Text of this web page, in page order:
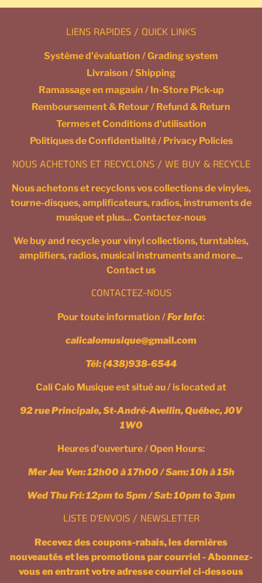
LIENS RAPIDES / QUICK LINKS
Système d'évaluation / Grading system
Livraison / Shipping
Ramassage en magasin / In-Store Pick-up
Remboursement & Retour / Refund & Return
Termes et Conditions d'utilisation
Politiques de Confidentialité / Privacy Policies
NOUS ACHETONS ET RECYCLONS / WE BUY & RECYCLE
Nous achetons et recyclons vos collections de vinyles,
tourne-disques, amplificateurs, radios, instruments de
musique et plus... Contactez-nous
We buy and recycle your vinyl collections, turntables,
amplifiers, radios, musical instruments and more...
Contact us
CONTACTEZ-NOUS
Pour toute information /For Info:
calicalomusique@gmail.com
Tél:(438)938-6544
Cali Calo Musique est situé au / is located at
92 rue Principale, St-André-Avellin, Québec, J0V
1W0
Heures d'ouverture / Open Hours:
Mer Jeu Ven: 12h00 à 17h00 / Sam: 10h à 15h
Wed Thu Fri: 12pm to 5pm / Sat: 10pm to 3pm
LISTE D'ENVOIS / NEWSLETTER
Recevez des coupons-rabais, les dernières
nouveautés et les promotions par courriel - Abonnez-
vous en entrant votre adresse courriel ci-dessous